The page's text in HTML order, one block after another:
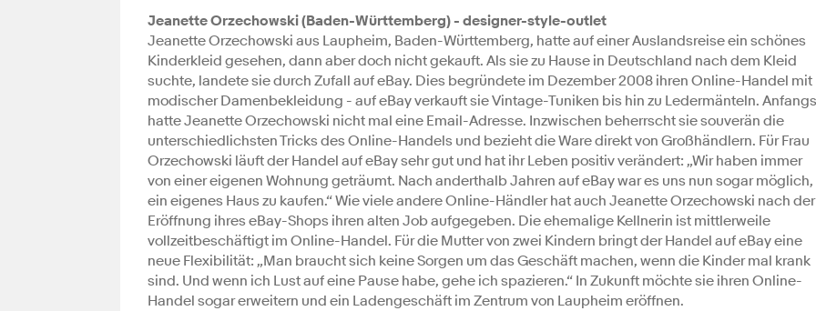
Jeanette Orzechowski (Baden-Württemberg) - designer-style-outlet
Jeanette Orzechowski aus Laupheim, Baden-Württemberg, hatte auf einer Auslandsreise ein schönes
Kinderkleid gesehen, dann aber doch nicht gekauft. Als sie zu Hause in Deutschland nach dem Kleid
suchte, landete sie durch Zufall auf eBay. Dies begründete im Dezember 2008 ihren Online-Handel mit
modischer Damenbekleidung - auf eBay verkauft sie Vintage-Tuniken bis hin zu Ledermänteln. Anfangs
hatte Jeanette Orzechowski nicht mal eine Email-Adresse. Inzwischen beherrscht sie souverän die
unterschiedlichsten Tricks des Online-Handels und bezieht die Ware direkt von Großhändlern. Für Frau
Orzechowski läuft der Handel auf eBay sehr gut und hat ihr Leben positiv verändert: „Wir haben immer
von einer eigenen Wohnung geträumt. Nach anderthalb Jahren auf eBay war es uns nun sogar möglich,
ein eigenes Haus zu kaufen.“ Wie viele andere Online-Händler hat auch Jeanette Orzechowski nach der
Eröffnung ihres eBay-Shops ihren alten Job aufgegeben. Die ehemalige Kellnerin ist mittlerweile
vollzeitbeschäftigt im Online-Handel. Für die Mutter von zwei Kindern bringt der Handel auf eBay eine
neue Flexibilität: „Man braucht sich keine Sorgen um das Geschäft machen, wenn die Kinder mal krank
sind. Und wenn ich Lust auf eine Pause habe, gehe ich spazieren.“ In Zukunft möchte sie ihren Online-
Handel sogar erweitern und ein Ladengeschäft im Zentrum von Laupheim eröffnen.